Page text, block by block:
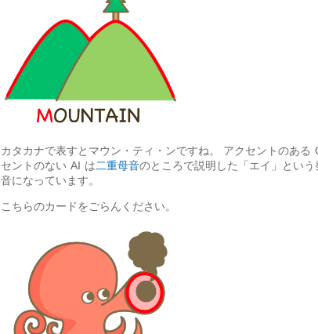
カタカナで表すとマウン・ティ・ンですね。 アクセントのある
セントのない AI は二重母音のところで説明した「エイ」とい
音になっています。
こちらのカードをごらんください。